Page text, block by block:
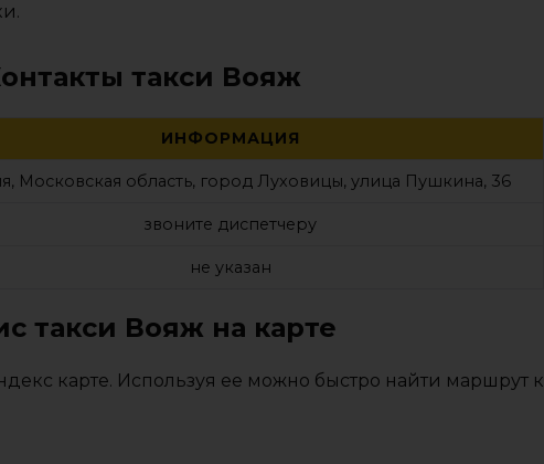
такси Вояж
ИНФОРМАЦИЯ
Московская область, город Луховицы, улица Пушкина, 36
звоните диспетчеру
не указан
такси Вояж на карте
карте. Используя ее можно быстро найти маршрут к